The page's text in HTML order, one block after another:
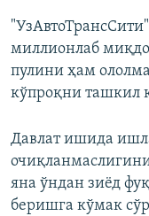
миллионлаб
пулини ҳам
кўпроқни ташкил
Давлат ишида
яна ўндан зиёд
беришга кўмак